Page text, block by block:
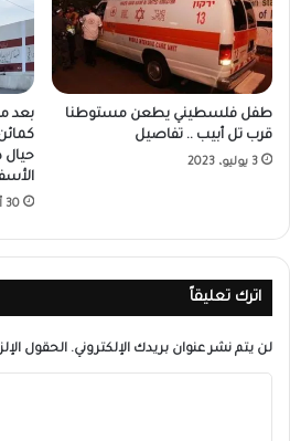
طفل فلسطيني يطعن مستوطنا
قرب تل أبيب .. تفاصيل
3 يوليو، 2023
حيال
30 أبريل، 2024
اترك تعليقاً
لن يتم نشر عنوان بريدك الإلكتروني. الحقول